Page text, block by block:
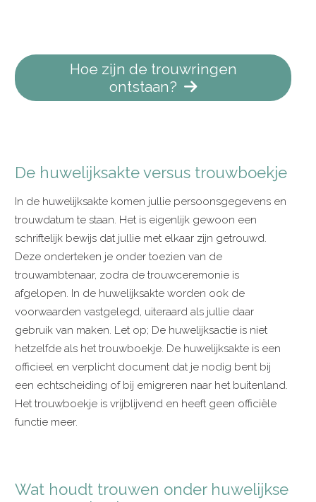
Hoe zijn de trouwringen
ontstaan?
De huwelijksakte versus trouwboekje
In de huwelijksakte komen jullie persoonsgegevens en
trouwdatum te staan. Het is eigenlijk gewoon een
schriftelijk bewijs dat jullie met elkaar zijn getrouwd.
Deze onderteken je onder toezien van de
trouwambtenaar, zodra de trouwceremonie is
afgelopen. In de huwelijksakte worden ook de
voorwaarden vastgelegd, uiteraard als jullie daar
gebruik van maken. Let op; De huwelijksactie is niet
hetzelfde als het trouwboekje. De huwelijksakte is een
officieel en verplicht document dat je nodig bent bij
een echtscheiding of bij emigreren naar het buitenland.
Het trouwboekje is vrijblijvend en heeft geen officiële
functie meer.
Wat houdt trouwen onder huwelijkse